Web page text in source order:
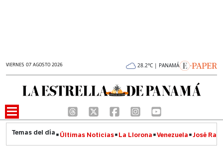
VIERNES 07 AGOSTO 2026 28.2°C | PANAMÁ
Últimas Noticias La Llorona Venezuela José